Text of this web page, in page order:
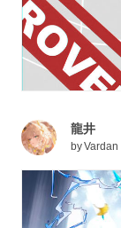
龍井
byVardan